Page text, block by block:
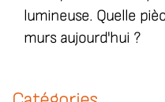
lumineuse. Quelle
murs aujourd'hui ?